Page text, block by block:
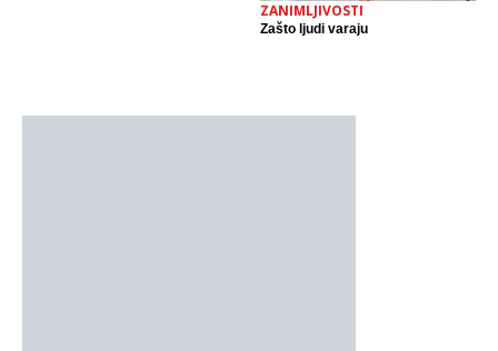
ZANIMLJIVOSTI
Zašto ljudi varaju